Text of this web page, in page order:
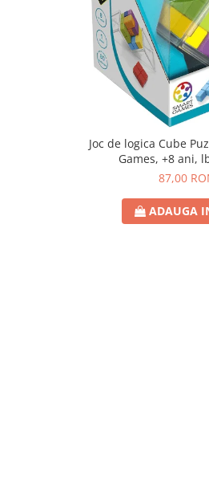
Joc de logica Cube
Games, +8 ani,
87,00
ADAUGA